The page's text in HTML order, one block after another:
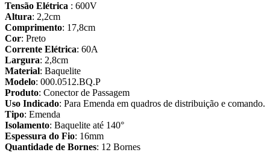
Tensão Elétrica : 600V
Altura: 2,2cm
Comprimento: 17,8cm
Cor: Preto
Corrente Elétrica: 60A
Largura: 2,8cm
Material: Baquelite
Modelo: 000.0512.BQ.P
Produto: Conector de Passagem
Uso Indicado: Para Emenda em quadros de distribuição e comando.
Tipo: Emenda
Isolamento: Baquelite até 140°
Espessura do Fio: 16mm
Quantidade de Bornes: 12 Bornes